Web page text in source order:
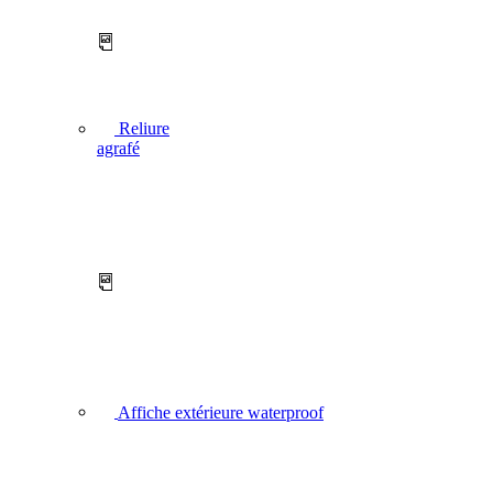
Reliure
agrafé
Affiche extérieure waterproof